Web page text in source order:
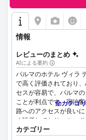
品切れなどに関する批
す。
ホテルスタッフは、フ
多言語対応であると評
に大きく貢献していま
りと効率性が高く評価
があるものの、全体的
えられています。
ホテル内のWi-Fiサービ
ず、特に客室やレスト
意見がいくつかありま
安全であり、十分で整
く評価されています。
情報
レビューのまとめ
AIによる要約
パルマのホテル ヴィラ
で高く評価されており
セスが容易で、パルマ
ことが利点です。宿泊
路へのアクセスが良い
く評価しており、ロー
を訪れる人々に人気の選
全カテゴ
カテゴリー